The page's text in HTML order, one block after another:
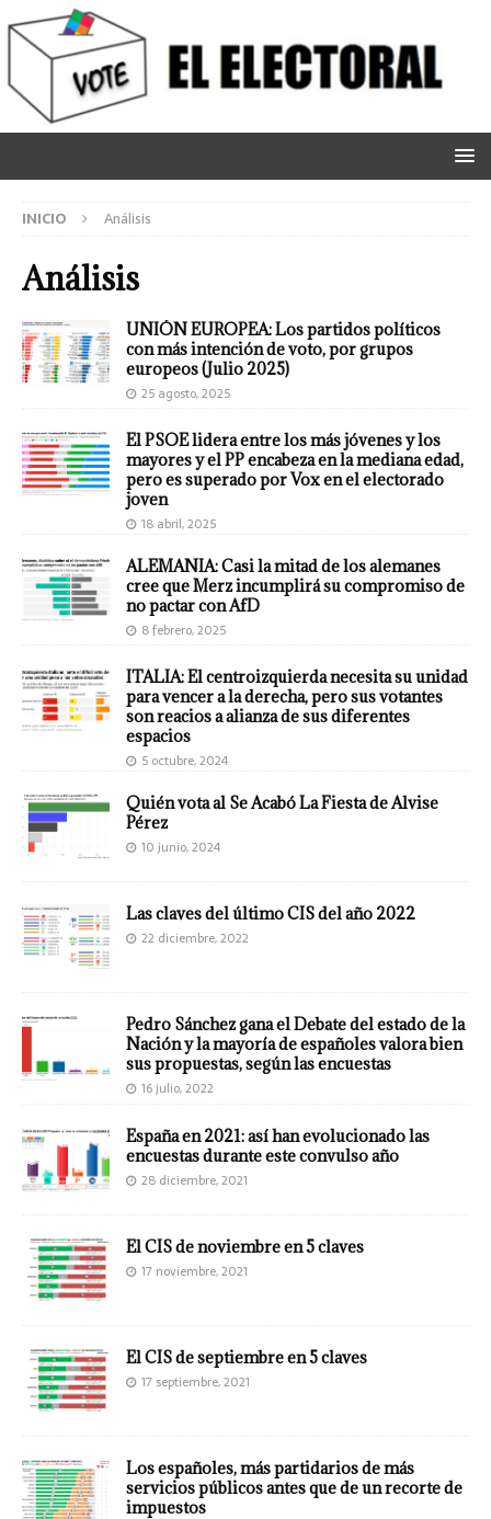
INICIO Análisis
Análisis
UNIÓN EUROPEA: Los partidos políticos
con más intención de voto, por grupos
europeos (Julio 2025)
25 agosto, 2025
El PSOE lidera entre los más jóvenes y los
mayores y el PP encabeza en la mediana edad,
pero es superado por Vox en el electorado
joven
18 abril, 2025
ALEMANIA: Casi la mitad de los alemanes
cree que Merz incumplirá su compromiso de
no pactar con AfD
8 febrero, 2025
ITALIA: El centroizquierda necesita su unidad
para vencer a la derecha, pero sus votantes
son reacios a alianza de sus diferentes
espacios
5 octubre, 2024
Quién vota al Se Acabó La Fiesta de Alvise
Pérez
10 junio, 2024
Las claves del último CIS del año 2022
22 diciembre, 2022
Pedro Sánchez gana el Debate del estado de la
Nación y la mayoría de españoles valora bien
sus propuestas, según las encuestas
16 julio, 2022
España en 2021: así han evolucionado las
encuestas durante este convulso año
28 diciembre, 2021
El CIS de noviembre en 5 claves
17 noviembre, 2021
El CIS de septiembre en 5 claves
17 septiembre, 2021
Los españoles, más partidarios de más
servicios públicos antes que de un recorte de
impuestos